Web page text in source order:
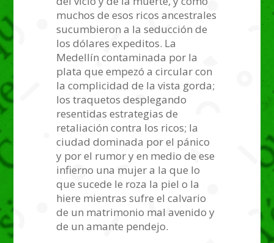
muchos de esos ricos ancestrales
sucumbieron a la seducción de
los dólares expeditos. La
Medellín contaminada por la
plata que empezó a circular con
la complicidad de la vista gorda;
los traquetos desplegando
resentidas estrategias de
retaliación contra los ricos; la
ciudad dominada por el pánico
y por el rumor y en medio de ese
infierno una mujer a la que lo
que sucede le roza la piel o la
hiere mientras sufre el calvario
de un matrimonio mal avenido y
de un amante pendejo.